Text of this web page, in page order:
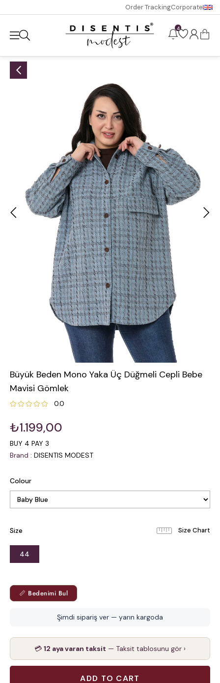
Order TrackingCorporate
4
Büyük Beden Mono Yaka Üç Düğmeli Cepli Bebe
Mavisi Gömlek
0.0
₺1.199,00
BUY 4 PAY 3
Brand : DISENTIS MODEST
Colour
Size
44
📏 Bedenimi Bul
Şimdi sipariş ver — yarın kargoda
💳 12 aya varan taksit — Taksit tablosunu gör ›